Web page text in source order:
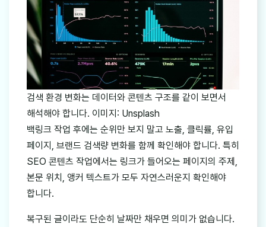
검색 환경 변화는 데이터와 콘텐츠 구조를 같이 보면서
해석해야 합니다. 이미지: Unsplash
백링크 작업 후에는 순위만 보지 말고 노출, 클릭률, 유입
페이지, 브랜드 검색량 변화를 함께 확인해야 합니다. 특히
SEO 콘텐츠 작업에서는 링크가 들어오는 페이지의 주제,
본문 위치, 앵커 텍스트가 모두 자연스러운지 확인해야
합니다.
복구된 글이라도 단순히 날짜만 채우면 의미가 없습니다.